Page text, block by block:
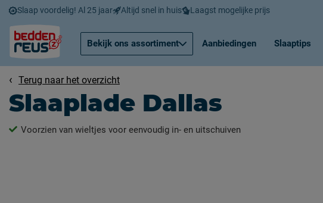
Slaap voordelig! Al 25 jaar Altijd snel in huis Laagst mogelijke prijs
Bekijk ons assortiment Aanbiedingen Slaaptips
Terug naar het overzicht
Slaaplade Dallas
Voorzien van wieltjes voor eenvoudig in- en uitschuiven